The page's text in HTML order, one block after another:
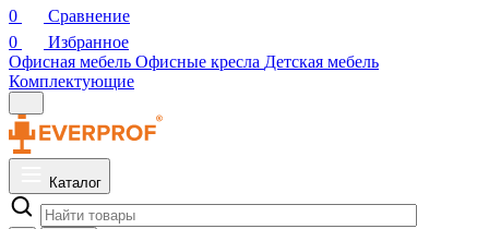
0
Сравнение
0
Избранное
Офисная мебель Офисные кресла Детская мебель
Комплектующие
Каталог